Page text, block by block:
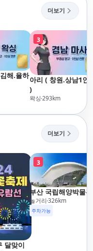
더보기
해.율하
3
아리 ( 창원.상남1인
)
왁싱293km
더보기
달맞이
3
부산 국립해양박물관
놀거리 326km
주차가능